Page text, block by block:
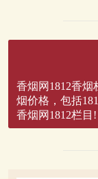
香烟网1812香烟
烟价格，包括
香烟网1812栏目!